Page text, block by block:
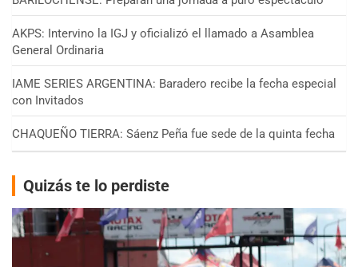
AKPS: Intervino la IGJ y oficializó el llamado a Asamblea
General Ordinaria
IAME SERIES ARGENTINA: Baradero recibe la fecha especial
con Invitados
CHAQUEÑO TIERRA: Sáenz Peña fue sede de la quinta fecha
Quizás te lo perdiste